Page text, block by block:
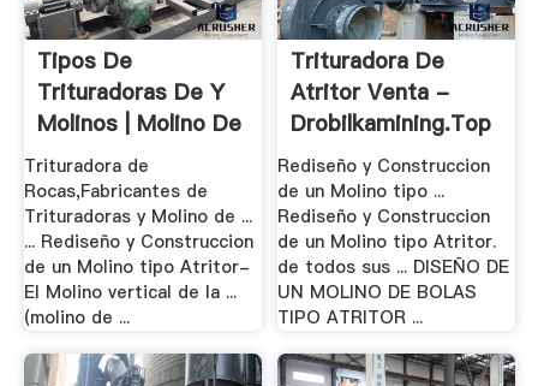
Tipos De
Trituradoras De Y
Molinos | Molino De
.
Trituradora de
Rocas,Fabricantes de
Trituradoras y Molino de ...
... Rediseño y Construccion
de un Molino tipo Atritor-
El Molino vertical de la ...
(molino de ...
Trituradora De
Atritor Venta -
Drobilkamining.top
Rediseño y Construccion
de un Molino tipo ...
Rediseño y Construccion
de un Molino tipo Atritor.
de todos sus ... DISEÑO DE
UN MOLINO DE BOLAS
TIPO ATRITOR ...